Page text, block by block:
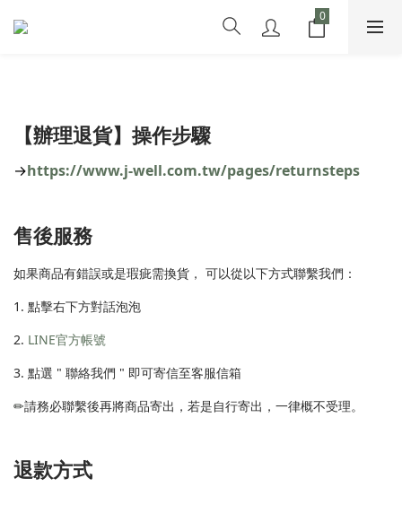
【辦理退貨】操作步驟
→https://www.j-well.com.tw/pages/returnsteps
售後服務
如果商品有錯誤或是瑕疵需換貨， 可以從以下方式聯繫我們：
1. 點擊右下方對話泡泡
2. LINE官方帳號
3. 點選 " 聯絡我們 " 即可寄信至客服信箱
✏請務必聯繫後再將商品寄出，若是自行寄出，一律概不受理。
退款方式